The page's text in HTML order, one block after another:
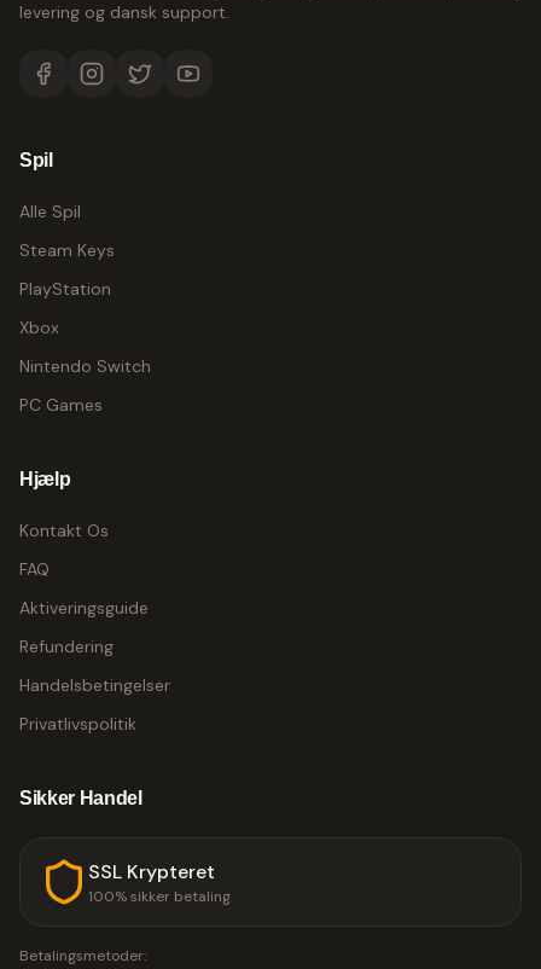
levering og dansk support.
Spil
Alle Spil
Steam Keys
PlayStation
Xbox
Nintendo Switch
PC Games
Hjælp
Kontakt Os
FAQ
Aktiveringsguide
Refundering
Handelsbetingelser
Privatlivspolitik
Sikker Handel
SSL Krypteret
100% sikker betaling
Betalingsmetoder: